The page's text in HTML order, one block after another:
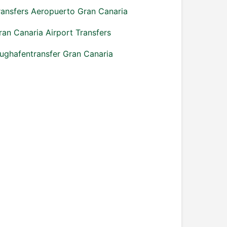
Aeropuerto Gran Canaria
Canaria Airport Transfers
Gran Canaria